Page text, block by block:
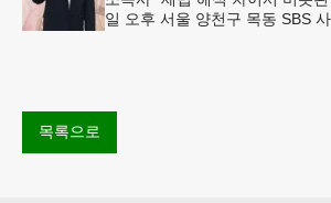
일 오후 서울 양천구 목동 SBS
목록으로